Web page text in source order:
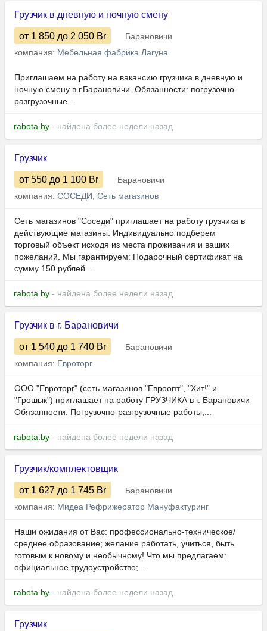
Грузчик в дневную и ночную смену
от 1 850 до 2 050 Br
Барановичи
компания: Мебельная фабрика Лагуна
Приглашаем на работу на вакансию грузчика в дневную и
ночную смену в г.Барановичи. Обязанности: погрузочно-
разгрузочные...
rabota.by - найдена более недели назад
Грузчик
от 550 до 1 100 Br
Барановичи
компания: СОСЕДИ, Сеть магазинов
Сеть магазинов "Соседи" приглашает на работу грузчика в
действующие магазины. Индивидуально подберем
торговый объект исходя из места проживания и ваших
пожеланий. Мы гарантируем: Подарочный сертификат на
сумму 150 рублей...
rabota.by - найдена более недели назад
Грузчик в г. Барановичи
от 1 540 до 1 740 Br
Барановичи
компания: Евроторг
ООО "Евроторг" (сеть магазинов "Евроопт", "Хит!" и
"Грошык") приглашает на работу ГРУЗЧИКА в г. Барановичи
Обязанности: Погрузочно-разгрузочные работы;...
rabota.by - найдена более недели назад
Грузчик/комплектовщик
от 1 627 до 1 745 Br
Барановичи
компания: Мидеа Рефрижератор Мануфактуринг
Наши ожидания от Вас: профессионально-техническое/
среднее образование; желание работать, учиться, быть
готовым к новому и необычному! Что мы предлагаем:
официальное трудоустройство;...
rabota.by - найдена более недели назад
Грузчик